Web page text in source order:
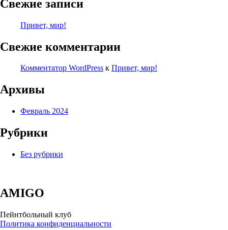
Свежие записи
Привет, мир!
Свежие комментарии
Комментатор WordPress к Привет, мир!
Архивы
Февраль 2024
Рубрики
Без рубрики
AMIGO
Пейнтбольный клуб
Политика конфиденциальности